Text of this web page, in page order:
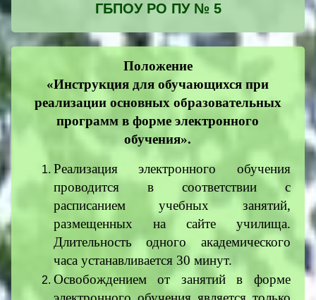
ГБПОУ РО ПУ № 5
Положение
«Инструкция для обучающихся при
реализации основных образовательных
программ в форме электронного
обучения».
Реализация электронного обучения
проводится в соответствии с
расписанием учебных занятий,
размещенных на сайте училища.
Длительность одного академического
часа устанавливается 30 минут.
Освобождением от занятий в форме